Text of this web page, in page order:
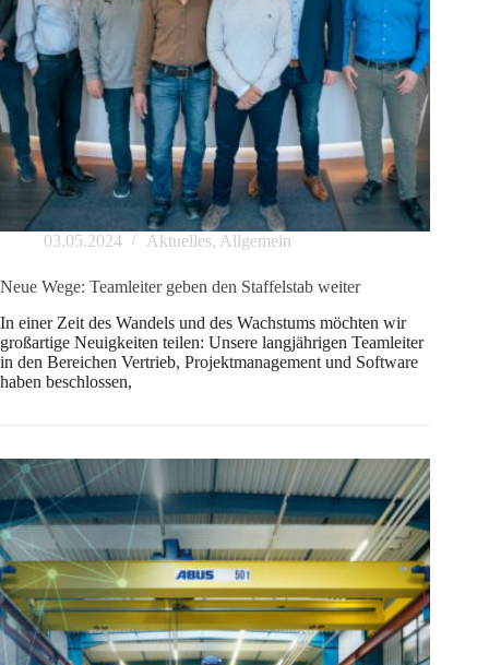
03.05.2024 Aktuelles, Allgemein
Neue Wege: Teamleiter geben den Staffelstab weiter
In einer Zeit des Wandels und des Wachstums möchten wir
großartige Neuigkeiten teilen: Unsere langjährigen Teamleiter
in den Bereichen Vertrieb, Projektmanagement und Software
haben beschlossen,